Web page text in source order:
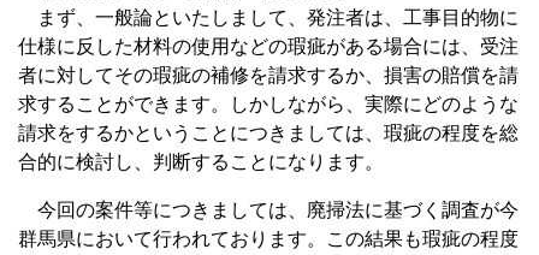
まず、一般論といたしまして、発注者は、工事目的物に
仕様に反した材料の使用などの瑕疵がある場合には、受注
者に対してその瑕疵の補修を請求するか、損害の賠償を請
求することができます。しかしながら、実際にどのような
請求をするかということにつきましては、瑕疵の程度を総
合的に検討し、判断することになります。
今回の案件等につきましては、廃掃法に基づく調査が今
群馬県において行われております。この結果も瑕疵の程度